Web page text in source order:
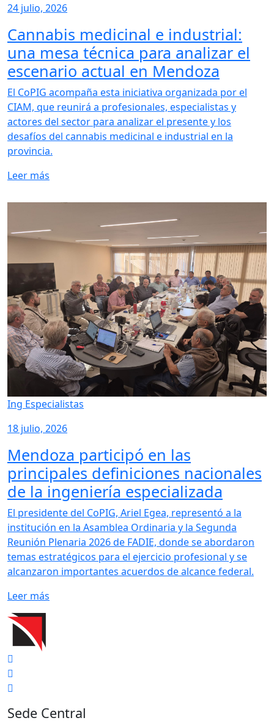
24 julio, 2026
Cannabis medicinal e industrial:
una mesa técnica para analizar el
escenario actual en Mendoza
El CoPIG acompaña esta iniciativa organizada por el
CIAM, que reunirá a profesionales, especialistas y
actores del sector para analizar el presente y los
desafíos del cannabis medicinal e industrial en la
provincia.
Leer más
Ing Especialistas
18 julio, 2026
Mendoza participó en las
principales definiciones nacionales
de la ingeniería especializada
El presidente del CoPIG, Ariel Egea, representó a la
institución en la Asamblea Ordinaria y la Segunda
Reunión Plenaria 2026 de FADIE, donde se abordaron
temas estratégicos para el ejercicio profesional y se
alcanzaron importantes acuerdos de alcance federal.
Leer más
Sede Central